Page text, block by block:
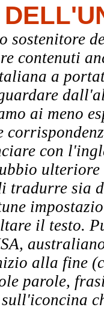
sostenitore
contenuti
a
ai meno
con
tradurre
il testo.
alla fine
parole,